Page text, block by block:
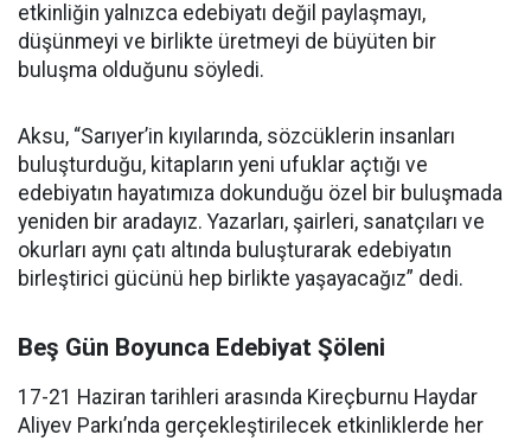
etkinliğin yalnızca edebiyatı değil paylaşmayı,
düşünmeyi ve birlikte üretmeyi de büyüten bir
buluşma olduğunu söyledi.
Aksu, “Sarıyer’in kıyılarında, sözcüklerin insanları
buluşturduğu, kitapların yeni ufuklar açtığı ve
edebiyatın hayatımıza dokunduğu özel bir buluşmada
yeniden bir aradayız. Yazarları, şairleri, sanatçıları ve
okurları aynı çatı altında buluşturarak edebiyatın
birleştirici gücünü hep birlikte yaşayacağız” dedi.
Beş Gün Boyunca Edebiyat Şöleni
17-21 Haziran tarihleri arasında Kireçburnu Haydar
Aliyev Parkı’nda gerçekleştirilecek etkinliklerde her